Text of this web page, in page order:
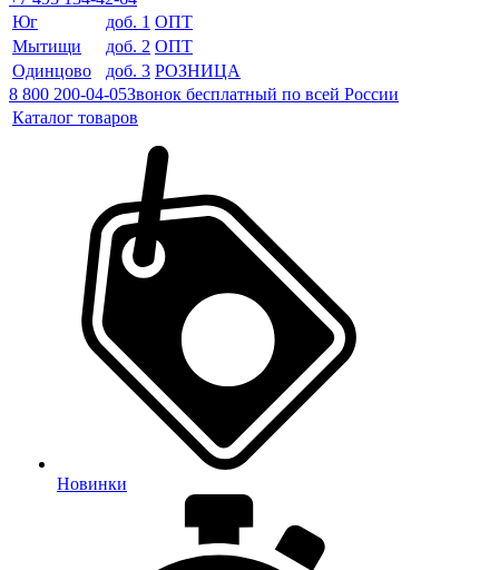
Юг
доб. 1 ОПТ
Мытищи
доб. 2 ОПТ
Одинцово
доб. 3 РОЗНИЦА
8 800 200-04-05Звонок бесплатный по всей России
Каталог товаров
Новинки